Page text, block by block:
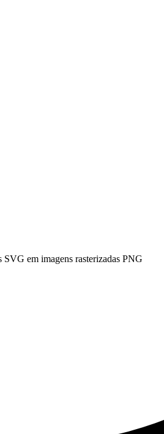
em imagens rasterizadas PNG